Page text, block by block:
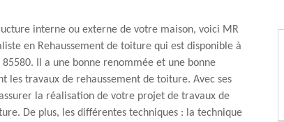
interne ou externe de votre maison, voici MR
en Rehaussement de toiture qui est disponible à
85580. Il a une bonne renommée et une bonne
les travaux de rehaussement de toiture. Avec ses
la réalisation de votre projet de travaux de
De plus, les différentes techniques : la technique